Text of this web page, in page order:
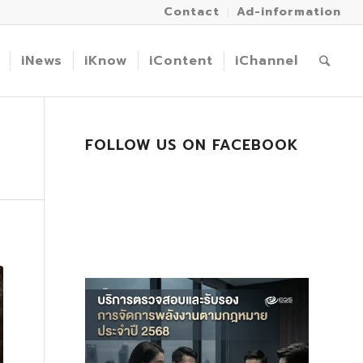
Contact Ad-information
iNews iKnow iContent iChannel
FOLLOW US ON FACEBOOK